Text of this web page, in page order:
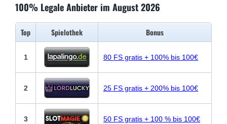
100% Legale Anbieter im August 2026
Top Spielothek Bonus
1 80 FS gratis + 100% bis 100€
2 25 FS gratis + 200% bis 100€
3 50 FS gratis + 100 % bis 100€